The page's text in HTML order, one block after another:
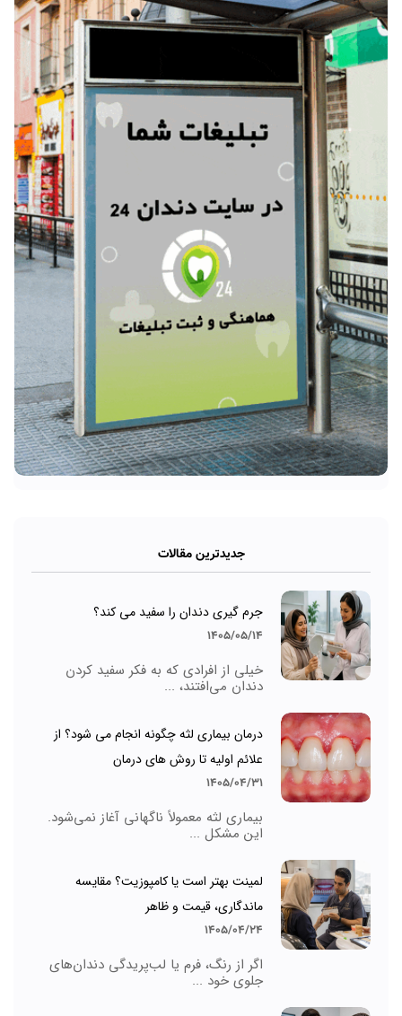
جدیدترین مقالات
جرم گیری دندان را سفید می کند؟
1405/05/14
خیلی از افرادی که به فکر سفید کردن
دندان می‌افتند، ...
درمان بیماری لثه چگونه انجام می شود؟ از
علائم اولیه تا روش های درمان
1405/04/31
بیماری لثه معمولاً ناگهانی آغاز نمی‌شود.
این مشکل ...
لمینت بهتر است یا کامپوزیت؟ مقایسه
ماندگاری، قیمت و ظاهر
1405/04/24
اگر از رنگ، فرم یا لب‌پریدگی دندان‌های
جلوی خود ...